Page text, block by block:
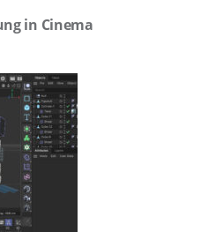
in Cinema